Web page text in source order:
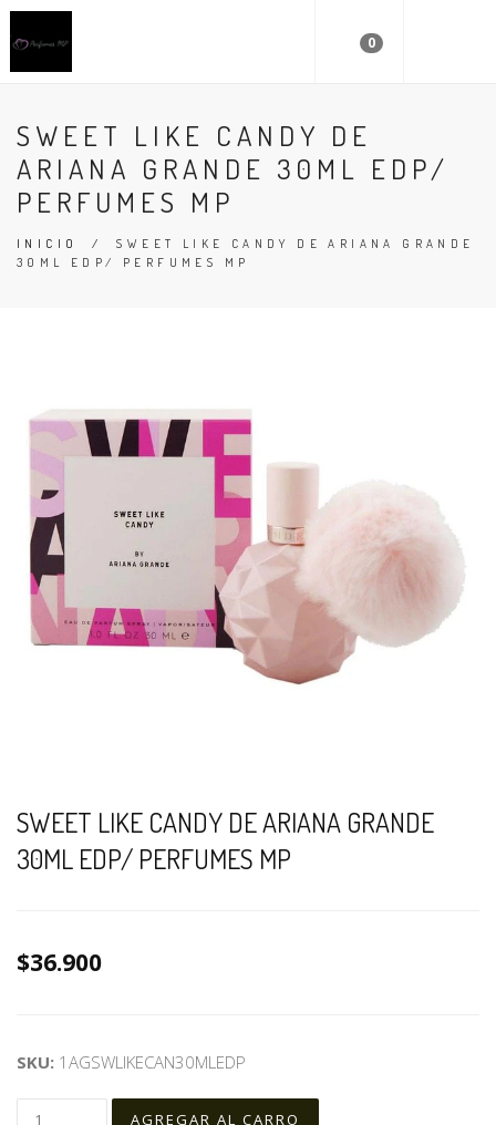
0
SWEET LIKE CANDY DE
ARIANA GRANDE 30ML EDP/
PERFUMES MP
INICIO /SWEET LIKE CANDY DE ARIANA GRANDE
30ML EDP/ PERFUMES MP
SWEET LIKE CANDY DE ARIANA GRANDE
30ML EDP/ PERFUMES MP
$36.900
SKU: 1AGSWLIKECAN30MLEDP